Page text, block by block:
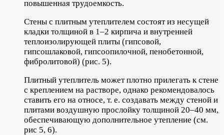
повышенная трудоемкость.
Стены с плитным утеплителем состоят из несущей
кладки толщиной в 1–2 кирпича и внутренней
теплоизолирующей плиты (гипсовой,
гипсошлаковой, гипсоопилочной, пенобетонной,
фибролитовой) (рис. 5).
Плитный утеплитель может плотно прилегать к стене
с креплением на растворе, однако рекомендовалось
ставить его на относе, т. е. создавать между стеной и
плитами воздушную прослойку толщиной 20–40 мм,
обеспечивающую дополнительное утепление (см.
рис 5, 6).